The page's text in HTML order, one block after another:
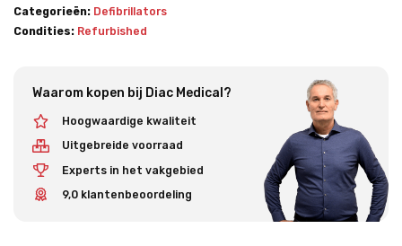
Categorieën: Defibrillators
Condities: Refurbished
Waarom kopen bij Diac Medical?
Hoogwaardige kwaliteit
Uitgebreide voorraad
Experts in het vakgebied
9,0 klantenbeoordeling